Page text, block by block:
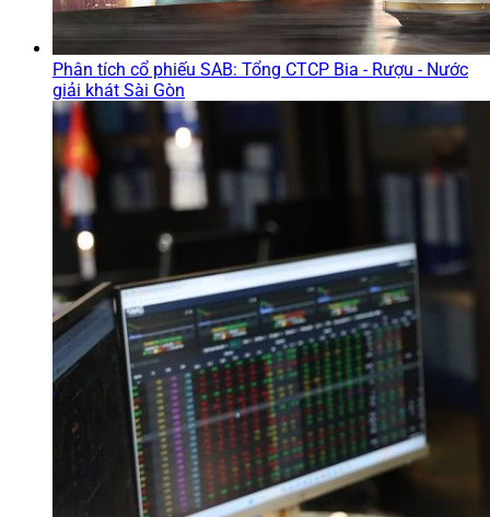
Phân tích cổ phiếu SAB: Tổng CTCP Bia - Rượu - Nước
giải khát Sài Gòn